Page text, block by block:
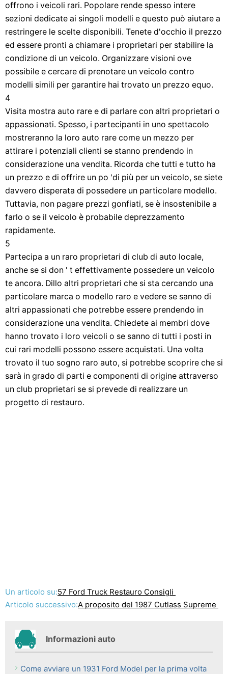
offrono i veicoli rari. Popolare rende spesso intere
sezioni dedicate ai singoli modelli e questo può aiutare a
restringere le scelte disponibili. Tenete d'occhio il prezzo
ed essere pronti a chiamare i proprietari per stabilire la
condizione di un veicolo. Organizzare visioni ove
possibile e cercare di prenotare un veicolo contro
modelli simili per garantire hai trovato un prezzo equo.
4
Visita mostra auto rare e di parlare con altri proprietari o
appassionati. Spesso, i partecipanti in uno spettacolo
mostreranno la loro auto rare come un mezzo per
attirare i potenziali clienti se stanno prendendo in
considerazione una vendita. Ricorda che tutti e tutto ha
un prezzo e di offrire un po 'di più per un veicolo, se siete
davvero disperata di possedere un particolare modello.
Tuttavia, non pagare prezzi gonfiati, se è insostenibile a
farlo o se il veicolo è probabile deprezzamento
rapidamente.
5
Partecipa a un raro proprietari di club di auto locale,
anche se si don ' t effettivamente possedere un veicolo
te ancora. Dillo altri proprietari che si sta cercando una
particolare marca o modello raro e vedere se sanno di
altri appassionati che potrebbe essere prendendo in
considerazione una vendita. Chiedete ai membri dove
hanno trovato i loro veicoli o se sanno di tutti i posti in
cui rari modelli possono essere acquistati. Una volta
trovato il tuo sogno raro auto, si potrebbe scoprire che si
sarà in grado di parti e componenti di origine attraverso
un club proprietari se si prevede di realizzare un
progetto di restauro.
Un articolo su:57 Ford Truck Restauro Consigli
Articolo successivo:A proposito del 1987 Cutlass Supreme
Informazioni auto
Come avviare un 1931 Ford Model per la prima volta